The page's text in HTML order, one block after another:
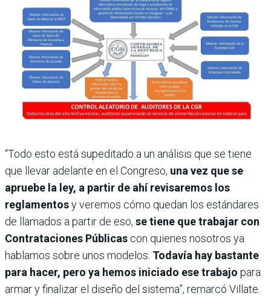
“Todo esto está supeditado a un análisis que se tiene
que llevar adelante en el Congreso, una vez que se
apruebe la ley, a partir de ahí revisaremos los
reglamentosy veremos cómo quedan los estándares
de llamados a partir de eso, se tiene que trabajar con
Contrataciones Públicas con quienes nosotros ya
hablamos sobre unos modelos. Todavía hay bastante
para hacer, pero ya hemos iniciado ese trabajo para
armar y finalizar el diseño del sistema”, remarcó Villate.